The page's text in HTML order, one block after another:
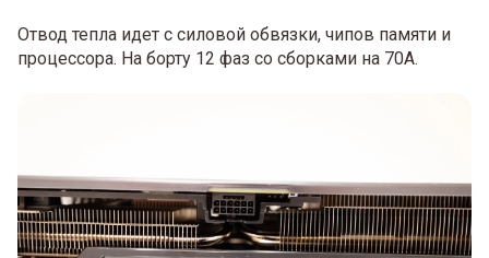
Отвод тепла идет с силовой обвязки, чипов памяти и
процессора. На борту 12 фаз со сборками на 70А.